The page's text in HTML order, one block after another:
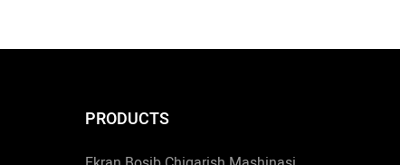
qondirish uchun moslashtirilgan mahsulot
PRODUCTS